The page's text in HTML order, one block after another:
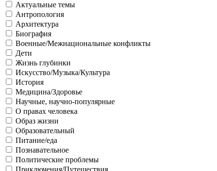
Актуальные темы
Антропология
Архитектура
Биография
Военные/Межнациональные конфликты
Дети
Жизнь глубинки
Искусство/Музыка/Культура
История
Медицина/Здоровье
Научные, научно-популярные
О правах человека
Образ жизни
Образовательный
Питание/еда
Познавательное
Политические проблемы